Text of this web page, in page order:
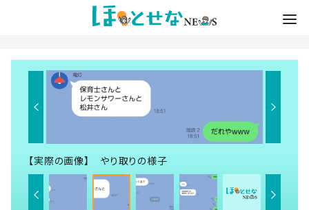
【実際の画像】 やり取りの様子